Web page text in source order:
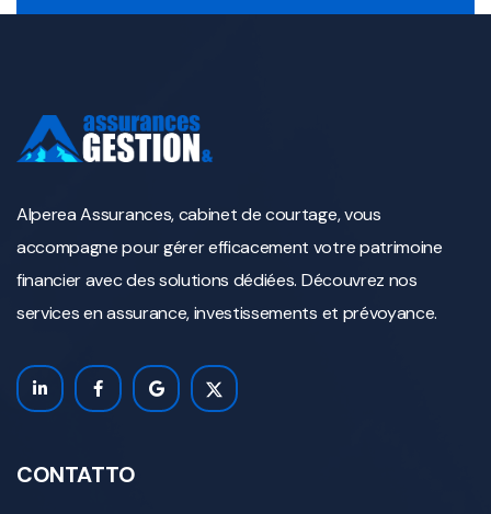
Alperea Assurances, cabinet de courtage, vous
accompagne pour gérer efficacement votre patrimoine
financier avec des solutions dédiées. Découvrez nos
services en assurance, investissements et prévoyance.
CONTATTO